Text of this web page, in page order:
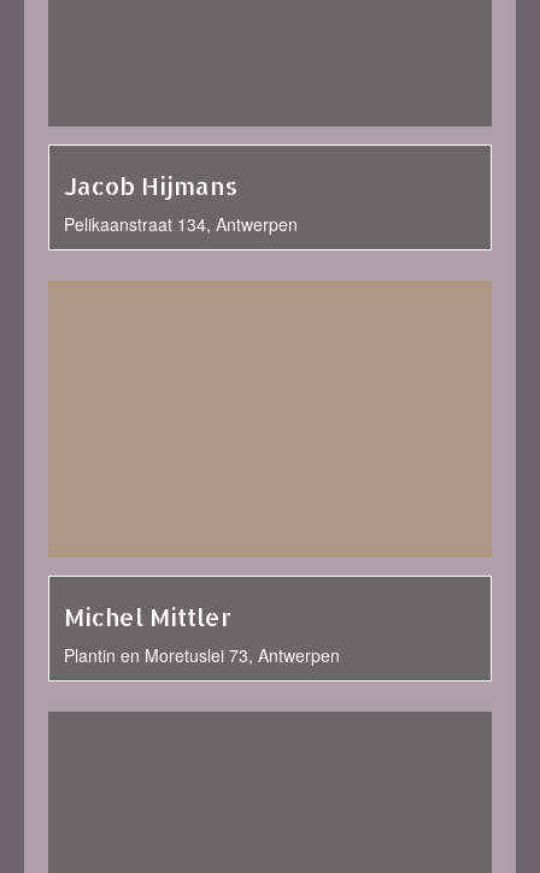
Jacob Hijmans
Pelikaanstraat 134, Antwerpen
Michel Mittler
Plantin en Moretuslei 73, Antwerpen